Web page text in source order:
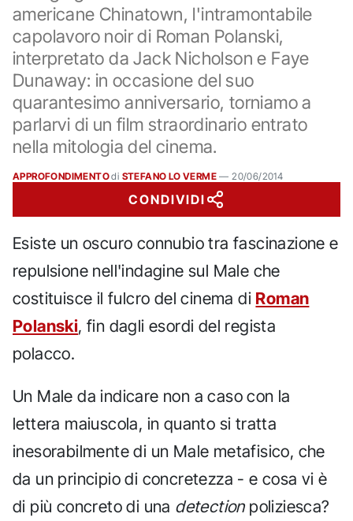
americane Chinatown, l'intramontabile
capolavoro noir di Roman Polanski,
interpretato da Jack Nicholson e Faye
Dunaway: in occasione del suo
quarantesimo anniversario, torniamo a
parlarvi di un film straordinario entrato
nella mitologia del cinema.
APPROFONDIMENTOdi STEFANO LO VERME —20/06/2014
CONDIVIDI
Esiste un oscuro connubio tra fascinazione e
repulsione nell'indagine sul Male che
costituisce il fulcro del cinema di Roman
Polanski, fin dagli esordi del regista
polacco.
Un Male da indicare non a caso con la
lettera maiuscola, in quanto si tratta
inesorabilmente di un Male metafisico, che
da un principio di concretezza - e cosa vi è
di più concreto di una detectionpoliziesca?